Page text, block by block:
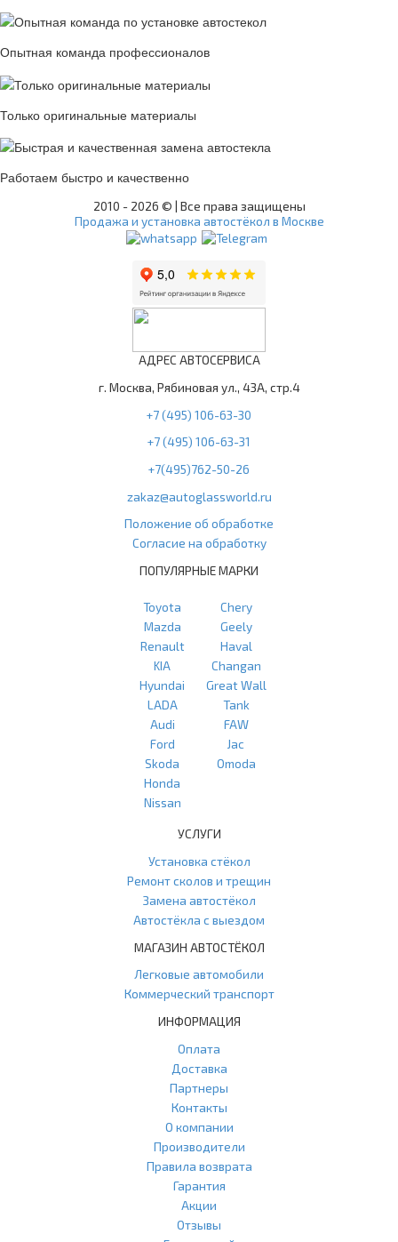
Опытная команда профессионалов
Только оригинальные материалы
Работаем быстро и качественно
2010 - 2026 © | Все права защищены
Продажа и установка автостёкол в Москве
АДРЕС АВТОСЕРВИСА
г. Москва, Рябиновая ул., 43А, стр.4
+7 (495) 106-63-30
+7 (495) 106-63-31
+7(495)762-50-26
zakaz@autoglassworld.ru
Положение об обработке
Согласие на обработку
ПОПУЛЯРНЫЕ МАРКИ
Toyota
Mazda
Renault
KIA
Hyundai
LADA
Audi
Ford
Skoda
Honda
Nissan
Chery
Geely
Haval
Changan
Great Wall
Tank
FAW
Jac
Omoda
УСЛУГИ
Установка стёкол
Ремонт сколов и трещин
Замена автостёкол
Автостёкла с выездом
МАГАЗИН АВТОСТЁКОЛ
Легковые автомобили
Коммерческий транспорт
ИНФОРМАЦИЯ
Оплата
Доставка
Партнеры
Контакты
О компании
Производители
Правила возврата
Гарантия
Акции
Отзывы